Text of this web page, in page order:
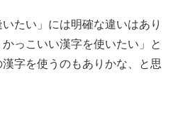
たい」には明確な違いはあり
っこいい漢字を使いたい」と
字を使うのもありかな、と思